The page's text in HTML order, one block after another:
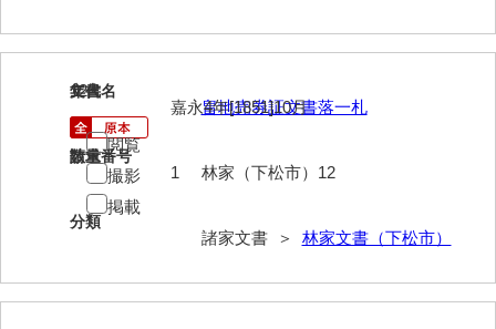
鍛冶利吉文書
片岡トミ子自作農地木札
堅田家文書（山口市）
12
文書名
畠地売券証文書落一札
請求番号
林家（下松市）12
分類
諸家文書 ＞ 林家文書（下松市）
年代
嘉永4年[1851]10月
数量
1
閲覧
撮影
掲載